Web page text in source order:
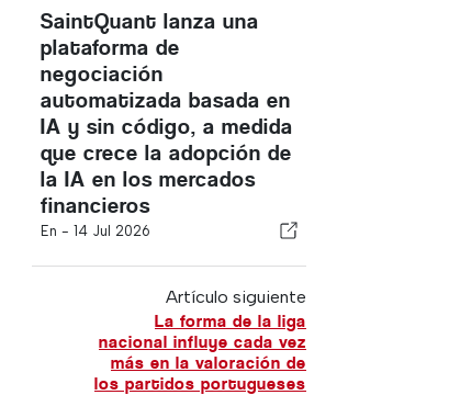
SaintQuant lanza una
plataforma de
negociación
automatizada basada en
IA y sin código, a medida
que crece la adopción de
la IA en los mercados
financieros
En - 14 Jul 2026
Artículo siguiente
La forma de la liga
nacional influye cada vez
más en la valoración de
los partidos portugueses